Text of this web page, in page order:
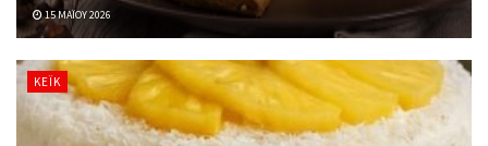
15 ΜΑΪ́ΟΥ 2026
ΚΈΙΚ